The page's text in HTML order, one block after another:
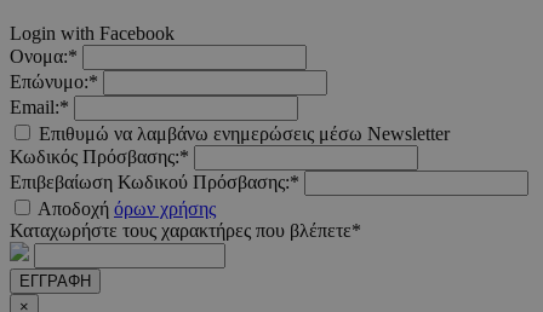
Login with Facebook
Ονομα:*
Επώνυμο:*
Email:*
Επιθυμώ να λαμβάνω ενημερώσεις μέσω Newsletter
Κωδικός Πρόσβασης:*
Επιβεβαίωση Κωδικού Πρόσβασης:*
Αποδοχή όρων χρήσης
Καταχωρήστε τους χαρακτήρες που βλέπετε*
ΕΓΓΡΑΦΗ
×
__cf_bm
Cloudflare Inc.
29 λεπτά
Privacy Policy